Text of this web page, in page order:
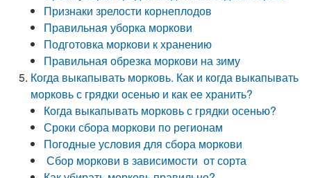
Признаки зрелости корнеплодов
Правильная уборка моркови
Подготовка моркови к хранению
Правильная обрезка моркови на зиму
Когда выкапывать морковь. Как и когда выкапывать
морковь с грядки осенью и как ее хранить?
Когда выкапывать морковь с грядки осенью?
Сроки сбора моркови по регионам
Погодные условия для сбора моркови
Сбор моркови в зависимости от сорта